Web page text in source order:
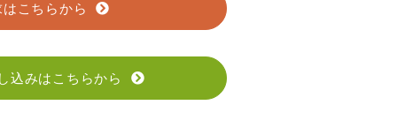
こちらから
込みはこちらから